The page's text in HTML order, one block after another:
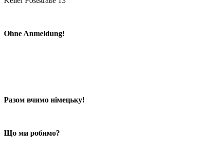
Ohne Anmeldung!
Разом вчимо німецьку!
Що ми робимо?